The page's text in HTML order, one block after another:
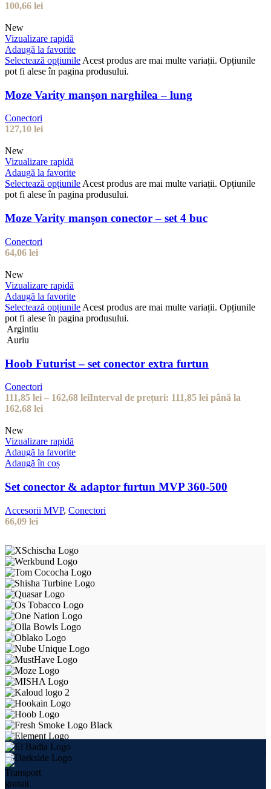
100,66 lei
New
Vizualizare rapidă
Adaugă la favorite
Selectează opțiunile Acest produs are mai multe variații. Opțiunile
pot fi alese în pagina produsului.
Moze Varity manșon narghilea – lung
Conectori
127,10 lei
New
Vizualizare rapidă
Adaugă la favorite
Selectează opțiunile Acest produs are mai multe variații. Opțiunile
pot fi alese în pagina produsului.
Moze Varity manșon conector – set 4 buc
Conectori
64,06 lei
New
Vizualizare rapidă
Adaugă la favorite
Selectează opțiunile Acest produs are mai multe variații. Opțiunile
pot fi alese în pagina produsului.
Argintiu
Auriu
Hoob Futurist – set conector extra furtun
Conectori
111,85 lei – 162,68 leiInterval de prețuri: 111,85 lei până la
162,68 lei
New
Vizualizare rapidă
Adaugă la favorite
Adaugă în coș
Set conector & adaptor furtun MVP 360-500
Accesorii MVP, Conectori
66,09 lei